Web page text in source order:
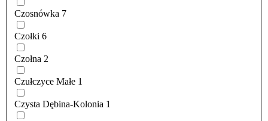
Czosnówka 7
Czołki 6
Czołna 2
Czułczyce Małe 1
Czysta Dębina-Kolonia 1